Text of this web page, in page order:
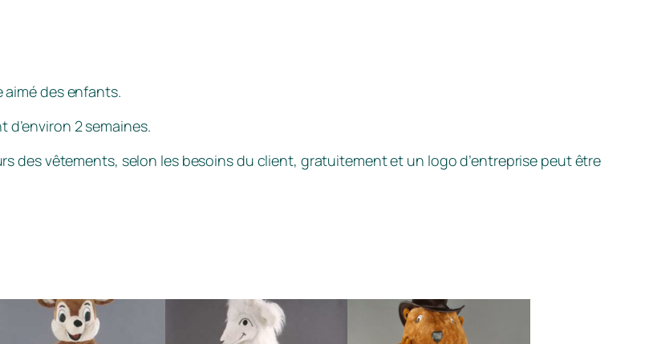
des enfants.
2 semaines.
des vêtements, selon les besoins du client, gratuitement et un logo d’entreprise peut être